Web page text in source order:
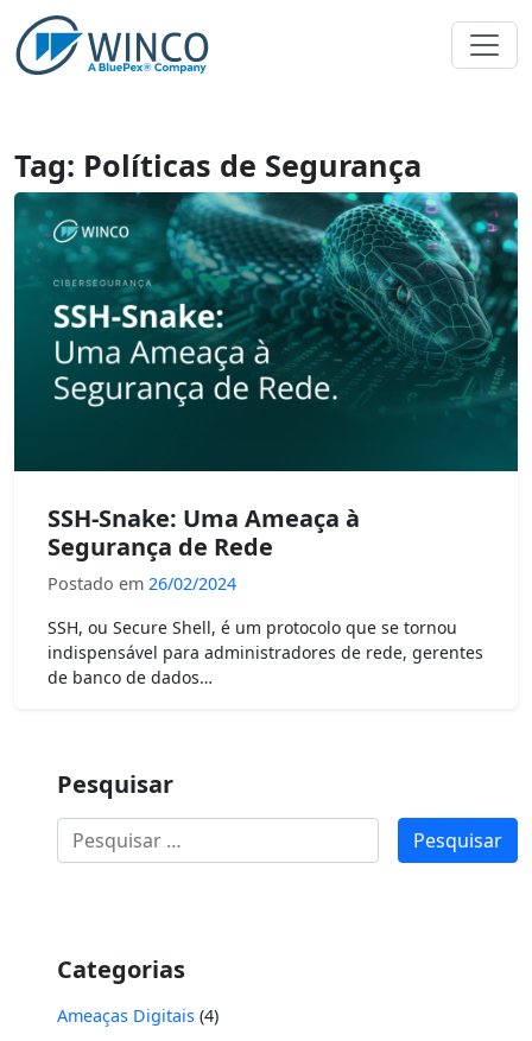
Pular
para
Tag: Políticas de Segurança
SSH-Snake: Uma Ameaça à
Segurança de Rede
Postado em 26/02/2024
SSH, ou Secure Shell, é um protocolo que se tornou
indispensável para administradores de rede, gerentes
de banco de dados…
Pesquisar
Pesquisar
por:
Categorias
Ameaças Digitais (4)